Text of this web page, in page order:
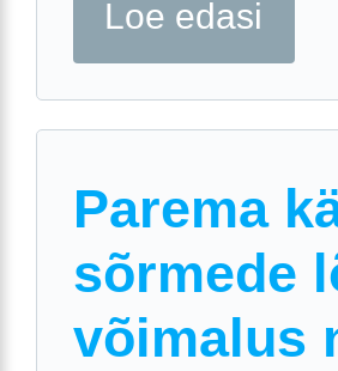
Loe edasi
Parema
sõrmede
võimalus